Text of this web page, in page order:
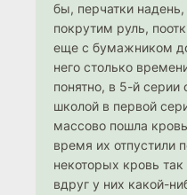
бы, перчатки
покрутим руль,
еще с бумажником
него столько
понятно, в 5-й
школой в первой
массово пошла
время их отпустили
некоторых кровь
вдруг у них какой-